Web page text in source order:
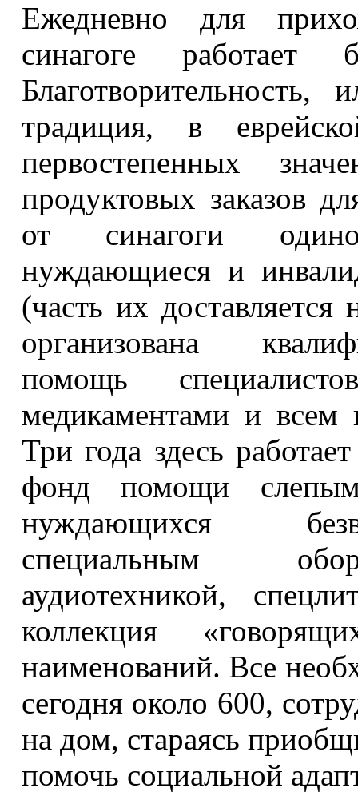
Ежедневно для
синагоге работает
традиция, в
первостепенных
продуктовых заказов
от синагоги
нуждающиеся и
(часть их
организована
помощь
медикаментами и всем
Три года здесь
фонд помощи
нуждающихся
специальным
аудиотехникой,
коллекция
наименований. Все
сегодня около 600,
на дом, стараясь
помочь социальной